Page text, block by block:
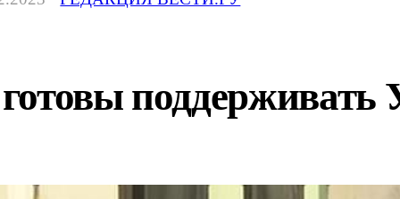
поддерживать